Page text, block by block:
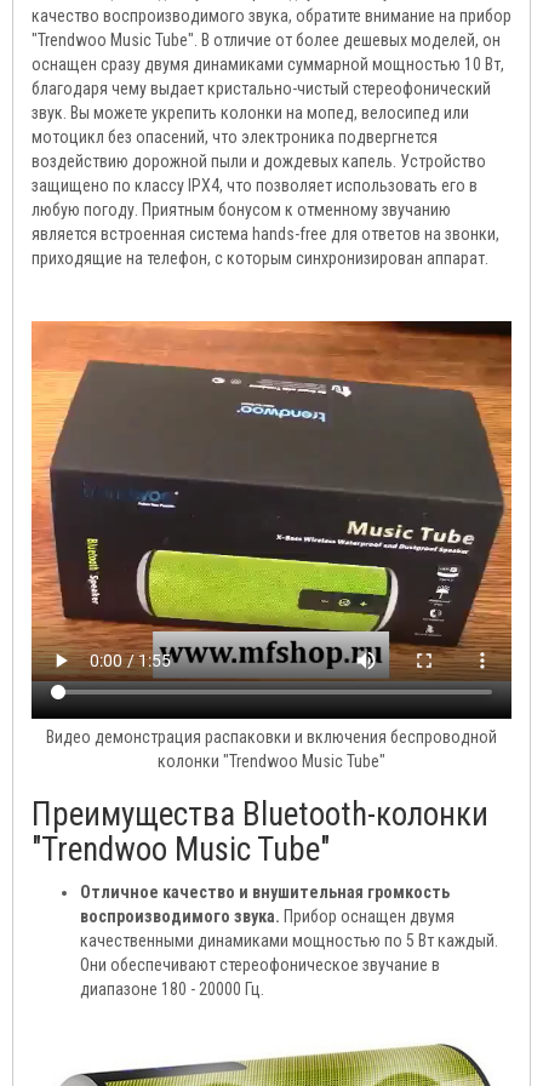
качество воспроизводимого звука, обратите внимание на прибор
"Trendwoo Music Tube". В отличие от более дешевых моделей, он
оснащен сразу двумя динамиками суммарной мощностью 10 Вт,
благодаря чему выдает кристально-чистый стереофонический
звук. Вы можете укрепить колонки на мопед, велосипед или
мотоцикл без опасений, что электроника подвергнется
воздействию дорожной пыли и дождевых капель. Устройство
защищено по классу IPX4, что позволяет использовать его в
любую погоду. Приятным бонусом к отменному звучанию
является встроенная система hands-free для ответов на звонки,
приходящие на телефон, с которым синхронизирован аппарат.
Видео демонстрация распаковки и включения беспроводной
колонки "Trendwoo Music Tube"
Преимущества Bluetooth-колонки
"Trendwoo Music Tube"
Отличное качество и внушительная громкость
воспроизводимого звука. Прибор оснащен двумя
качественными динамиками мощностью по 5 Вт каждый.
Они обеспечивают стереофоническое звучание в
диапазоне 180 - 20000 Гц.